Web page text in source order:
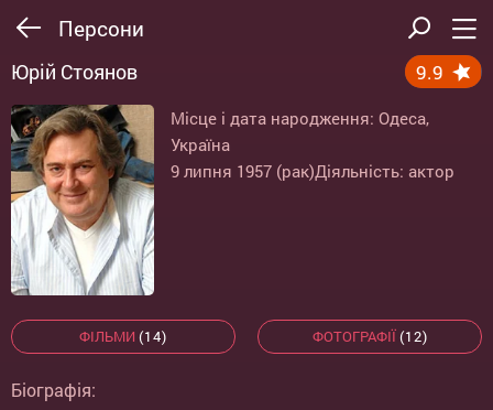
Персони
Юрій Стоянов 9.9
Місце і дата народження: Одеса,
Україна
9 липня 1957 (рак)Діяльність: актор
ФІЛЬМИ (14) ФОТОГРАФІЇ(12)
Біографія: